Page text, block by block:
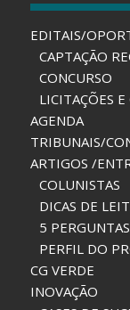
EDITAIS/
CAPTAÇÃO
CONCURSO
LICITAÇÕES
AGENDA
TRIBUNAIS/
ARTIGOS /
COLUNISTAS
DICAS DE
5 PERGUNTAS
PERFIL DO
CG VERDE
INOVAÇÃO